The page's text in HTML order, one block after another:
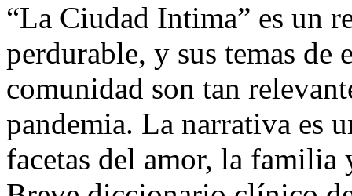
“La Ciudad Intima” es un
perdurable, y sus temas de
comunidad son tan
pandemia. La narrativa es
facetas del amor, la